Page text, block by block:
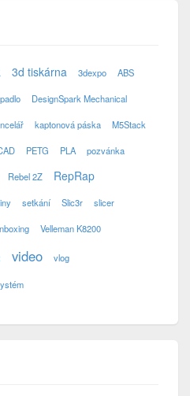
3d tiskárna 3dexpo ABS
DesignSpark Mechanical
kaptonová páska M5Stack
PETG PLA pozvánka
Rebel 2Z RepRap
setkání Slic3r slicer
Velleman K8200
video vlog